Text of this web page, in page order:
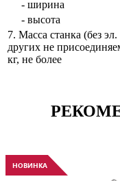
- ширина
- высота
7. Масса станка (без
других не
кг, не более
НОВИНКА